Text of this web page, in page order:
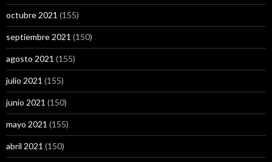
octubre 2021 (155)
septiembre 2021 (150)
agosto 2021 (155)
julio 2021 (155)
junio 2021 (150)
mayo 2021 (155)
abril 2021 (150)